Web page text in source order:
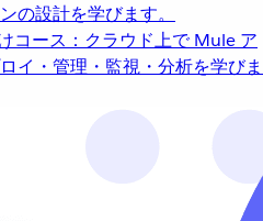
の設計を学びます。
コース：クラウド上で Mule ア
イ・管理・監視・分析を学びま